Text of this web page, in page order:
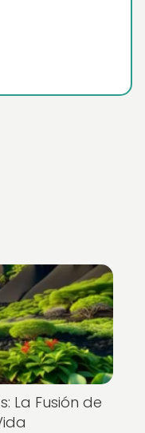
La Fusión de